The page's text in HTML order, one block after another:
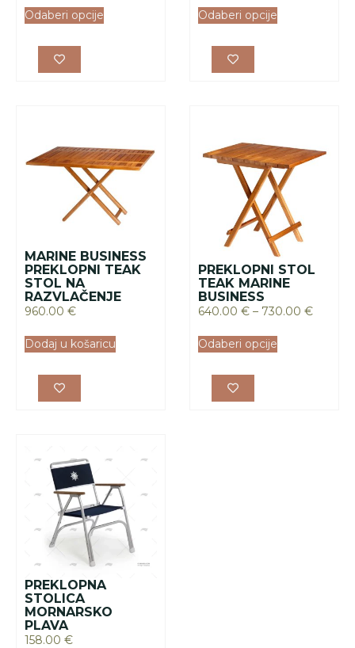
Odaberi opcije Odaberi opcije
MARINE BUSINESS
PREKLOPNI TEAK
STOL NA
RAZVLAČENJE
960.00 €
Dodaj u košaricu
PREKLOPNI STOL
TEAK MARINE
BUSINESS
640.00 € – 730.00 €
Odaberi opcije
PREKLOPNA
STOLICA
MORNARSKO
PLAVA
158.00 €